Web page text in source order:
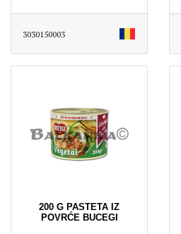
3030150003
200 G PASTETA IZ
POVRĆE BUCEGI